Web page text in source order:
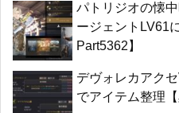
パトリジオの懐
ージェントLV61
Part5362】
デヴォレカアク
でアイテム整理